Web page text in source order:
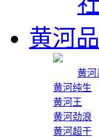
黄河
黄河
黄河纯生
黄河王
黄河劲浪
黄河超干